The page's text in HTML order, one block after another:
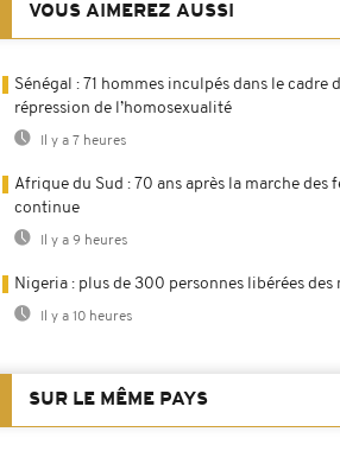
VOUS AIMEREZ AUSSI
Sénégal : 71 hommes inculpés dans le cadre
répression de l’homosexualité
Il y a 7 heures
Afrique du Sud : 70 ans après la marche des
continue
Il y a 9 heures
Nigeria : plus de 300 personnes libérées des
Il y a 10 heures
SUR LE MÊME PAYS